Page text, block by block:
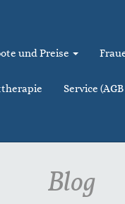
und Preise
Service
Blog